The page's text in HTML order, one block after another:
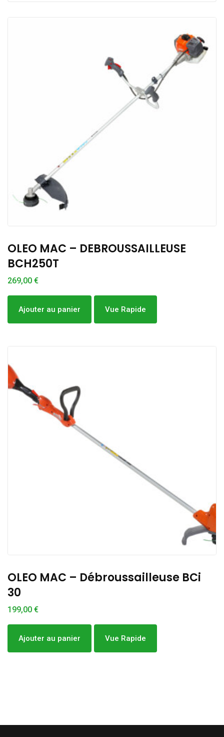
OLEO MAC – DEBROUSSAILLEUSE
BCH250T
269,00 €
Ajouter au panier Vue Rapide
OLEO MAC – Débroussailleuse BCi
30
199,00 €
Ajouter au panier Vue Rapide